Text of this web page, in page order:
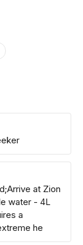
at Zion
water - 4L
a
he